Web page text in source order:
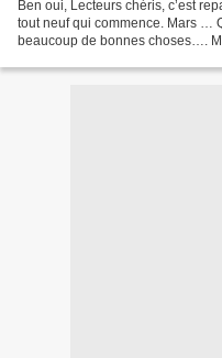
Ben oui, Lecteurs chéris, c’est
tout neuf qui commence. Mars …
beaucoup de bonnes choses….